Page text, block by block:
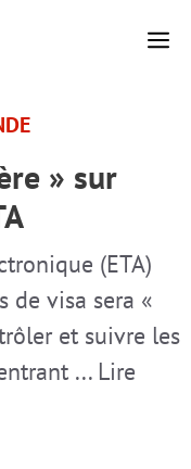
» sur
(ETA)
de visa sera «
et suivre les
... Lire